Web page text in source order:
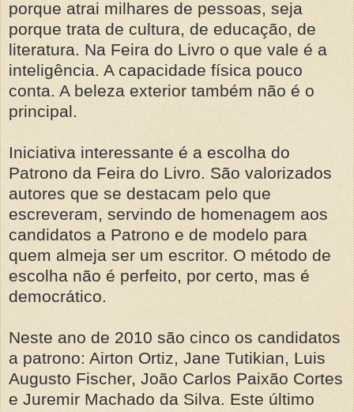
porque atrai milhares de pessoas, seja
porque trata de cultura, de educação, de
literatura. Na Feira do Livro o que vale é a
inteligência. A capacidade física pouco
conta. A beleza exterior também não é o
principal.
Iniciativa interessante é a escolha do
Patrono da Feira do Livro. São valorizados
autores que se destacam pelo que
escreveram, servindo de homenagem aos
candidatos a Patrono e de modelo para
quem almeja ser um escritor. O método de
escolha não é perfeito, por certo, mas é
democrático.
Neste ano de 2010 são cinco os candidatos
a patrono: Airton Ortiz, Jane Tutikian, Luis
Augusto Fischer, João Carlos Paixão Cortes
e Juremir Machado da Silva. Este último